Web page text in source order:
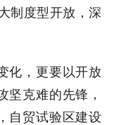
制度型开放，深
，更要以开放
坚克难的先锋，
自贸试验区建设